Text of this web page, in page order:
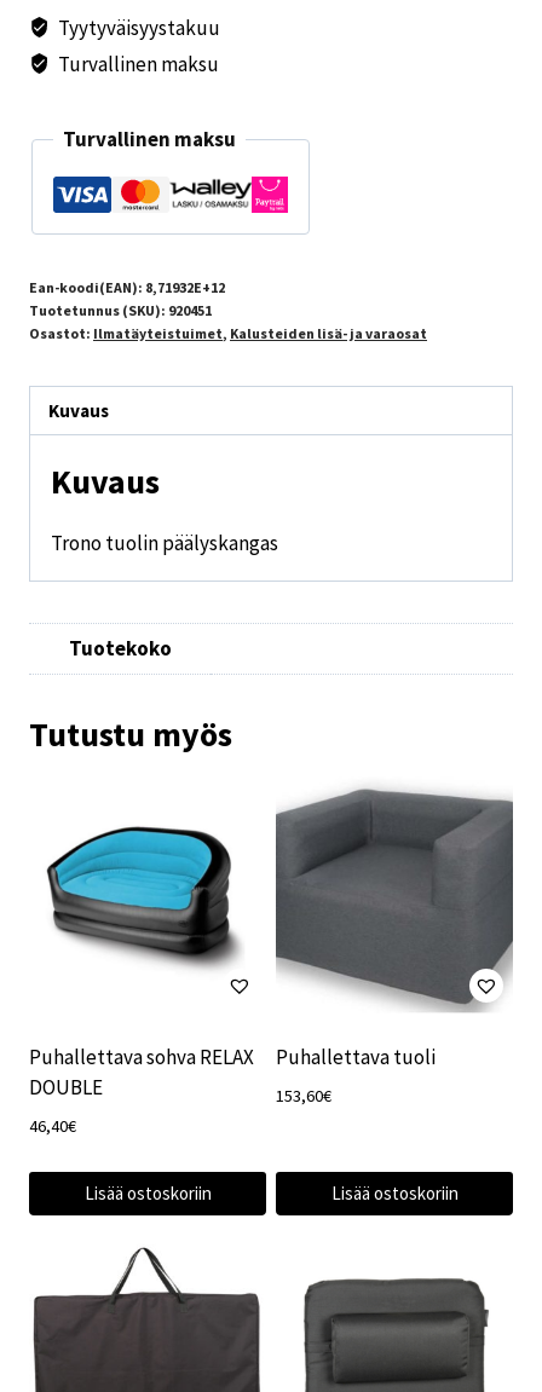
Tyytyväisyystakuu
Turvallinen maksu
Turvallinen maksu
Ean-koodi(EAN): 8,71932E+12
Tuotetunnus (SKU): 920451
Osastot: Ilmatäyteistuimet, Kalusteiden lisä- ja varaosat
Kuvaus
Kuvaus
Trono tuolin päälyskangas
Tuotekoko
Tutustu myös
Puhallettava sohva RELAX
DOUBLE
46,40€
Lisää ostoskoriin
Puhallettava tuoli
153,60€
Lisää ostoskoriin